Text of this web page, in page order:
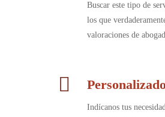
Buscar este tipo de
los que
valoraciones de
Indícanos tus